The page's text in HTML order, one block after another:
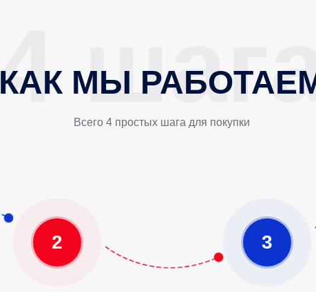
КАК МЫ
Всего 4 простых шага для покупки
2 3